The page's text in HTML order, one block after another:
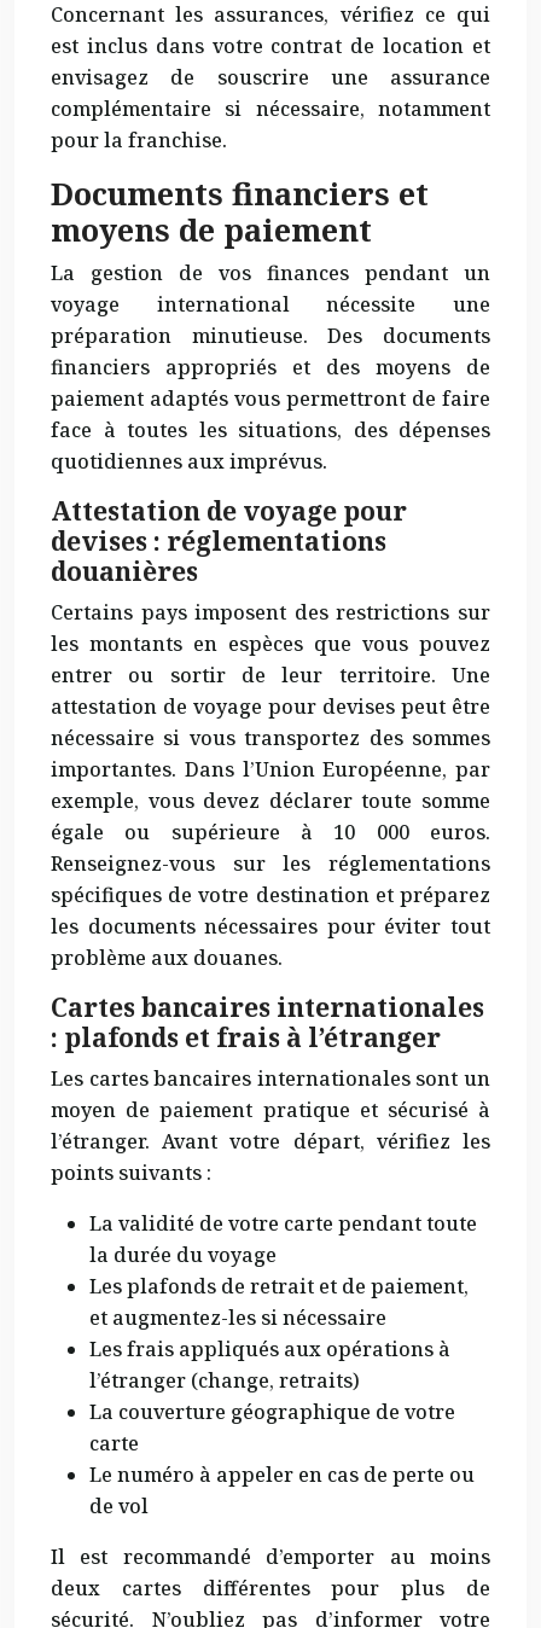
Concernant les assurances, vérifiez ce qui
est inclus dans votre contrat de location et
envisagez de souscrire une assurance
complémentaire si nécessaire, notamment
pour la franchise.
Documents financiers et
moyens de paiement
La gestion de vos finances pendant un
voyage international nécessite une
préparation minutieuse. Des documents
financiers appropriés et des moyens de
paiement adaptés vous permettront de faire
face à toutes les situations, des dépenses
quotidiennes aux imprévus.
Attestation de voyage pour
devises : réglementations
douanières
Certains pays imposent des restrictions sur
les montants en espèces que vous pouvez
entrer ou sortir de leur territoire. Une
attestation de voyage pour devises peut être
nécessaire si vous transportez des sommes
importantes. Dans l’Union Européenne, par
exemple, vous devez déclarer toute somme
égale ou supérieure à 10 000 euros.
Renseignez-vous sur les réglementations
spécifiques de votre destination et préparez
les documents nécessaires pour éviter tout
problème aux douanes.
Cartes bancaires internationales
: plafonds et frais à l’étranger
Les cartes bancaires internationales sont un
moyen de paiement pratique et sécurisé à
l’étranger. Avant votre départ, vérifiez les
points suivants :
La validité de votre carte pendant toute
la durée du voyage
Les plafonds de retrait et de paiement,
et augmentez-les si nécessaire
Les frais appliqués aux opérations à
l’étranger (change, retraits)
La couverture géographique de votre
carte
Le numéro à appeler en cas de perte ou
de vol
Il est recommandé d’emporter au moins
deux cartes différentes pour plus de
sécurité. N’oubliez pas d’informer votre